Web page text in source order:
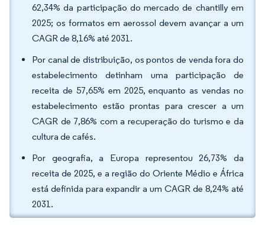
62,34% da participação do mercado de chantilly em
2025; os formatos em aerossol devem avançar a um
CAGR de 8,16% até 2031.
Por canal de distribuição, os pontos de venda fora do
estabelecimento detinham uma participação de
receita de 57,65% em 2025, enquanto as vendas no
estabelecimento estão prontas para crescer a um
CAGR de 7,86% com a recuperação do turismo e da
cultura de cafés.
Por geografia, a Europa representou 26,73% da
receita de 2025, e a região do Oriente Médio e África
está definida para expandir a um CAGR de 8,24% até
2031.